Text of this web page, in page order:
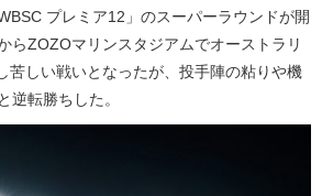
プレミア12」のスーパーラウンドが開
らZOZOマリンスタジアムでオーストラリ
苦しい戦いとなったが、投手陣の粘りや機
逆転勝ちした。